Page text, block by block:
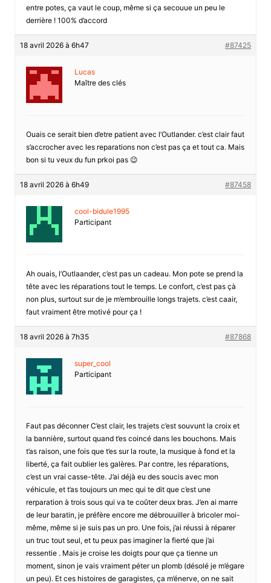
entre potes, ça vaut le coup, même si ça secouue un peu le
derrière ! 100% d’accord
18 avril 2026 à 6h47 #87425
Lucas
Maître des clés
Ouais ce serait bien d’etre patient avec l’Outlander. c’est clair faut
s’accrocher avec les reparations non c’est pas ça et tout ca. Mais
bon si tu veux du fun prkoi pas 😉
18 avril 2026 à 6h49 #87458
cool-bidule1995
Participant
Ah ouais, l’Outlaander, c’est pas un cadeau. Mon pote se prend la
tête avec les réparations tout le temps. Le confort, c’est pas çà
non plus, surtout sur de je m’embrouille longs trajets. c’est caair,
faut vraiment être motivé pour ça !
18 avril 2026 à 7h35 #87868
super_cool
Participant
Faut pas déconner C’est clair, les trajets c’est souvunt la croix et
la bannière, surtout quand t’es coincé dans les bouchons. Mais
t’as raison, une fois que t’es sur la route, la musique à fond et la
liberté, ça fait oublier les galères. Par contre, les réparations,
c’est un vrai casse-tête. J’ai déjà eu des soucis avec mon
véhicule, et t’as toujours un mec qui te dit que c’est une
rerparation à trois sous qui va te coûter deux bras. J’en ai marre
de leur baratin, je préfère encore me débrouuiller à bricoler moi-
même, même si je suis pas un pro. Une fois, j’ai réussi à réparer
un truc tout seul, et tu peux pas imaginer la fierté que j’ai
ressentie . Mais je croise les doigts pour que ça tienne un
moment, sinon je vais vraiment péter un plomb (désolé je m’égare
un peu). Et ces histoires de garagistes, ça m’énerve, on ne sait